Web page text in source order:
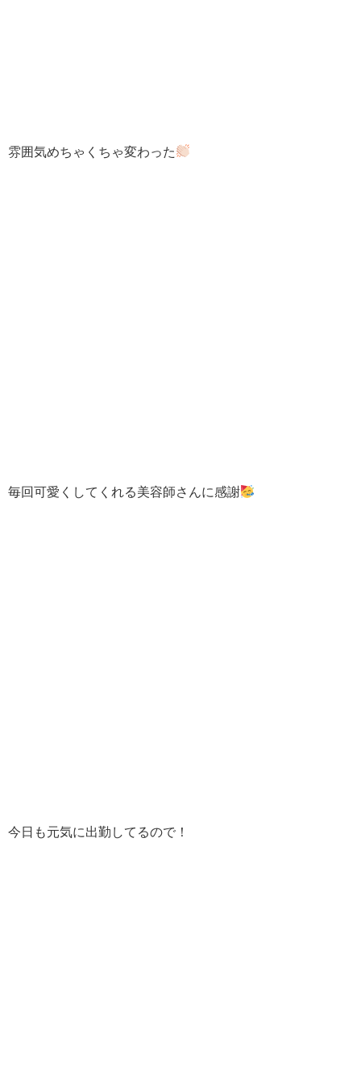
雰囲気めちゃくちゃ変わった
毎回可愛くしてくれる美容師さんに感謝
今日も元気に出勤してるので！